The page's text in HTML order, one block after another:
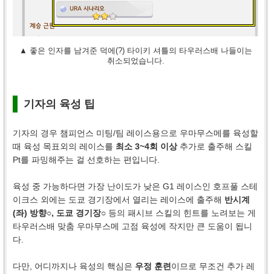
▲ 좋은 인자를 남겨준 덕에(?) 타이키 셔틀의 타우러스배 나들이는
취소되었습니다.
기자의 육성 팁
기자의 경우 챔피언스 미팅/팀 레이스용으로 우마무스메를 육성할
때 육성 목표외의 레이스를 최소 3~4회 이상추가로 출주해 스킬
Pt를 파밍해주는 걸 선호하는 편입니다.
육성 중 가능하다면 가장 난이도가 낮은 G1 레이스인 호프풀 스테
이크스 외에는 도쿄 경기장에서 열리는 레이스에 출주해 반시계
(좌) 방향○, 도쿄 경기장○ 등의 패시브 스킬의 힌트를 노려보는 게
타우러스배 맞춤 우마무스메 고점 육성에 작지만 큰 도움이 됩니
다.
다만, 어디까지나 육성의 핵심은 우정 훈련이므로 무조건 추가 레